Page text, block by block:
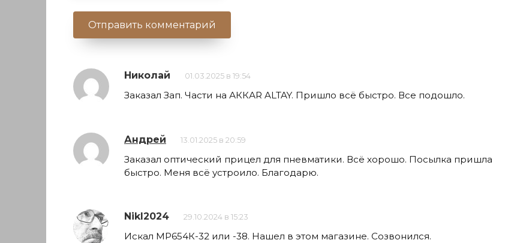
Николай 01.03.2025 в 19:54
Заказал Зап. Части на АККАR ALTAY. Пришло всё быстро. Все подошло.
Андрей 13.01.2025 в 20:59
Заказал оптический прицел для пневматики. Всё хорошо. Посылка пришла
быстро. Меня всё устроило. Благодарю.
NikI2024 29.10.2024 в 15:23
Искал МР654К-32 или -38. Нашел в этом магазине. Созвонился.